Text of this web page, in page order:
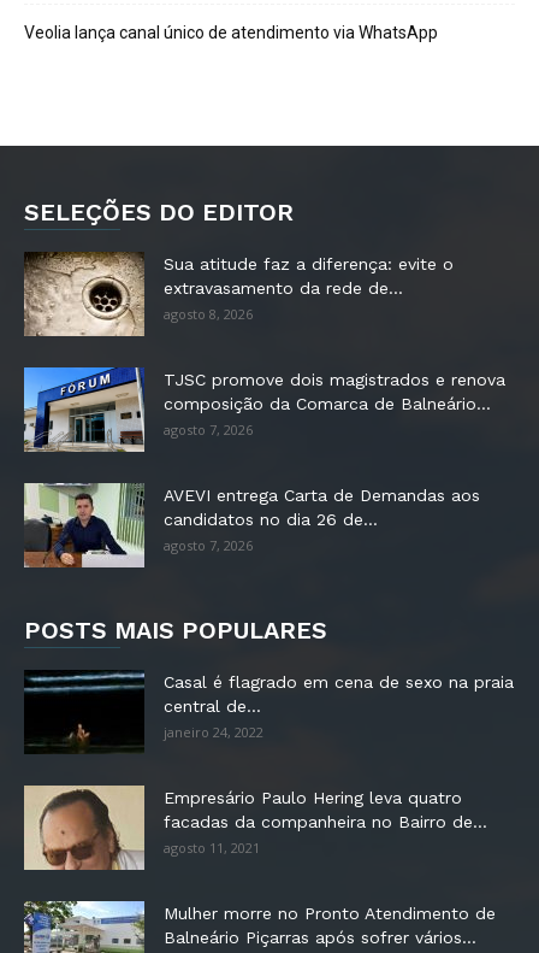
Veolia lança canal único de atendimento via WhatsApp
SELEÇÕES DO EDITOR
Sua atitude faz a diferença: evite o
extravasamento da rede de...
agosto 8, 2026
TJSC promove dois magistrados e renova
composição da Comarca de Balneário...
agosto 7, 2026
AVEVI entrega Carta de Demandas aos
candidatos no dia 26 de...
agosto 7, 2026
POSTS MAIS POPULARES
Casal é flagrado em cena de sexo na praia
central de...
janeiro 24, 2022
Empresário Paulo Hering leva quatro
facadas da companheira no Bairro de...
agosto 11, 2021
Mulher morre no Pronto Atendimento de
Balneário Piçarras após sofrer vários...